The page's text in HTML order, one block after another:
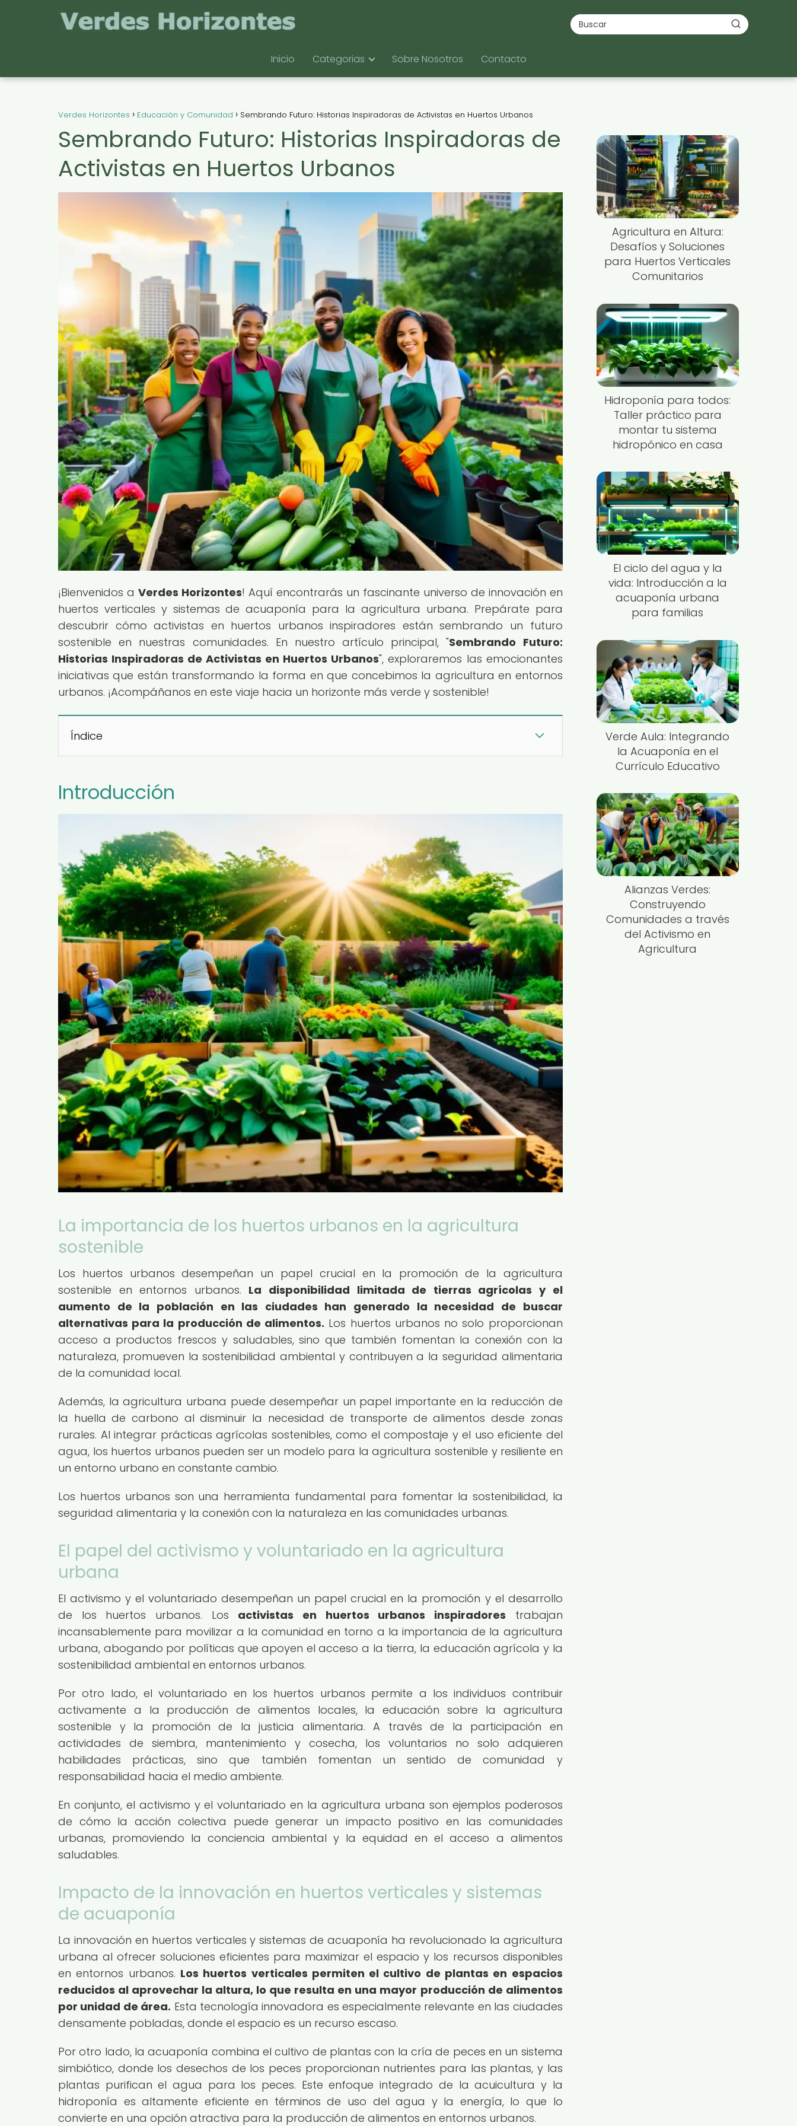
Inicio Categorias Sobre Nosotros Contacto
Verdes Horizontes Educación y Comunidad Sembrando Futuro: Historias Inspiradoras de Activistas en Huertos Urbanos
Sembrando Futuro: Historias Inspiradoras de
Activistas en Huertos Urbanos
¡Bienvenidos a Verdes Horizontes! Aquí encontrarás un fascinante universo de innovación en
huertos verticales y sistemas de acuaponía para la agricultura urbana. Prepárate para
descubrir cómo activistas en huertos urbanos inspiradores están sembrando un futuro
sostenible en nuestras comunidades. En nuestro artículo principal, "Sembrando Futuro:
Historias Inspiradoras de Activistas en Huertos Urbanos", exploraremos las emocionantes
iniciativas que están transformando la forma en que concebimos la agricultura en entornos
urbanos. ¡Acompáñanos en este viaje hacia un horizonte más verde y sostenible!
Índice
Introducción
La importancia de los huertos urbanos en la agricultura
sostenible
Los huertos urbanos desempeñan un papel crucial en la promoción de la agricultura
sostenible en entornos urbanos. La disponibilidad limitada de tierras agrícolas y el
aumento de la población en las ciudades han generado la necesidad de buscar
alternativas para la producción de alimentos. Los huertos urbanos no solo proporcionan
acceso a productos frescos y saludables, sino que también fomentan la conexión con la
naturaleza, promueven la sostenibilidad ambiental y contribuyen a la seguridad alimentaria
de la comunidad local.
Además, la agricultura urbana puede desempeñar un papel importante en la reducción de
la huella de carbono al disminuir la necesidad de transporte de alimentos desde zonas
rurales. Al integrar prácticas agrícolas sostenibles, como el compostaje y el uso eficiente del
agua, los huertos urbanos pueden ser un modelo para la agricultura sostenible y resiliente en
un entorno urbano en constante cambio.
Los huertos urbanos son una herramienta fundamental para fomentar la sostenibilidad, la
seguridad alimentaria y la conexión con la naturaleza en las comunidades urbanas.
El papel del activismo y voluntariado en la agricultura
urbana
El activismo y el voluntariado desempeñan un papel crucial en la promoción y el desarrollo
de los huertos urbanos. Los activistas en huertos urbanos inspiradores trabajan
incansablemente para movilizar a la comunidad en torno a la importancia de la agricultura
urbana, abogando por políticas que apoyen el acceso a la tierra, la educación agrícola y la
sostenibilidad ambiental en entornos urbanos.
Por otro lado, el voluntariado en los huertos urbanos permite a los individuos contribuir
activamente a la producción de alimentos locales, la educación sobre la agricultura
sostenible y la promoción de la justicia alimentaria. A través de la participación en
actividades de siembra, mantenimiento y cosecha, los voluntarios no solo adquieren
habilidades prácticas, sino que también fomentan un sentido de comunidad y
responsabilidad hacia el medio ambiente.
En conjunto, el activismo y el voluntariado en la agricultura urbana son ejemplos poderosos
de cómo la acción colectiva puede generar un impacto positivo en las comunidades
urbanas, promoviendo la conciencia ambiental y la equidad en el acceso a alimentos
saludables.
Impacto de la innovación en huertos verticales y sistemas
de acuaponía
La innovación en huertos verticales y sistemas de acuaponía ha revolucionado la agricultura
urbana al ofrecer soluciones eficientes para maximizar el espacio y los recursos disponibles
en entornos urbanos. Los huertos verticales permiten el cultivo de plantas en espacios
reducidos al aprovechar la altura, lo que resulta en una mayor producción de alimentos
por unidad de área. Esta tecnología innovadora es especialmente relevante en las ciudades
densamente pobladas, donde el espacio es un recurso escaso.
Por otro lado, la acuaponía combina el cultivo de plantas con la cría de peces en un sistema
simbiótico, donde los desechos de los peces proporcionan nutrientes para las plantas, y las
plantas purifican el agua para los peces. Este enfoque integrado de la acuicultura y la
hidroponía es altamente eficiente en términos de uso del agua y la energía, lo que lo
convierte en una opción atractiva para la producción de alimentos en entornos urbanos.
Agricultura en Altura:
Desafíos y Soluciones
para Huertos Verticales
Comunitarios
Hidroponía para todos:
Taller práctico para
montar tu sistema
hidropónico en casa
El ciclo del agua y la
vida: Introducción a la
acuaponía urbana
para familias
Verde Aula: Integrando
la Acuaponía en el
Currículo Educativo
Alianzas Verdes:
Construyendo
Comunidades a través
del Activismo en
Agricultura